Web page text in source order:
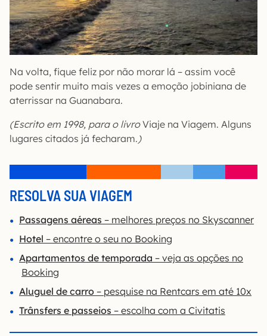
Na volta, fique feliz por não morar lá – assim você
pode sentir muito mais vezes a emoção jobiniana de
aterrissar na Guanabara.
(Escrito em 1998, para o livroViaje na Viagem. Alguns
lugares citados já fecharam. )
RESOLVA SUA VIAGEM
Passagens aéreas – melhores preços no Skyscanner
Hotel – encontre o seu no Booking
Apartamentos de temporada – veja as opções no
Booking
Aluguel de carro – pesquise na Rentcars em até 10x
Trânsfers e passeios – escolha com a Civitatis